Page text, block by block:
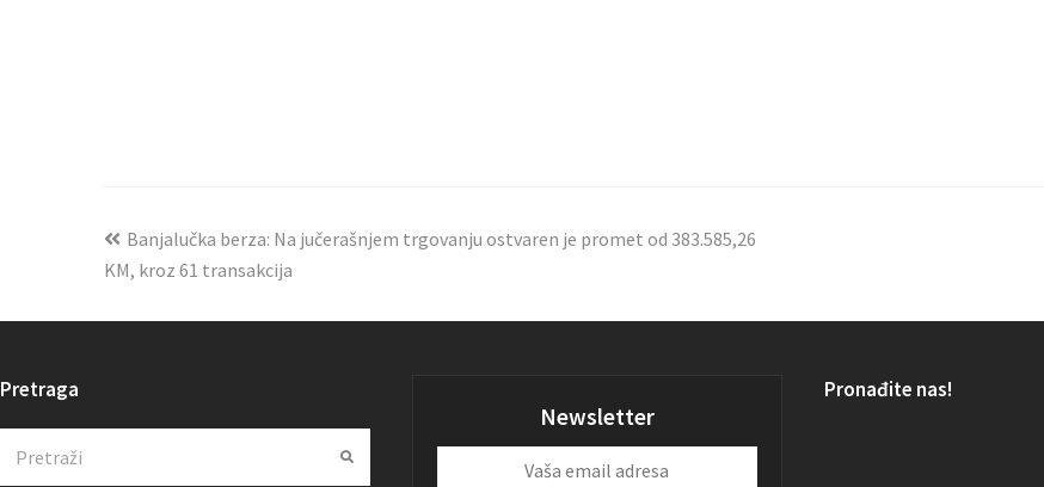
Banjalučka berza: Na jučerašnjem trgovanju ostvaren je promet od 383.585,26
KM, kroz 61 transakcija
Pretraga
Submit
Newsletter
Pronađite nas!